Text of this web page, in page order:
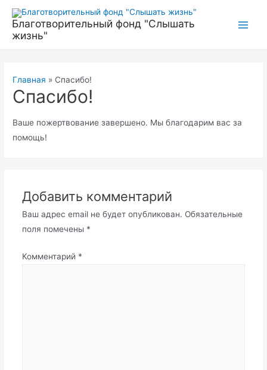
Перейти
содержимому
Благотворительный фонд "Слышать
жизнь"
Главная Спасибо!
Спасибо!
Ваше пожертвование завершено. Мы благодарим вас за
помощь!
Добавить комментарий
Ваш адрес email не будет опубликован. Обязательные
поля помечены *
Комментарий *